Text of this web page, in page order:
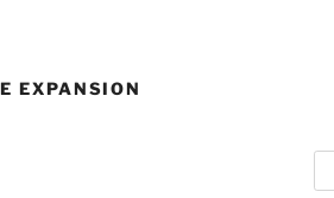
EXPANSION